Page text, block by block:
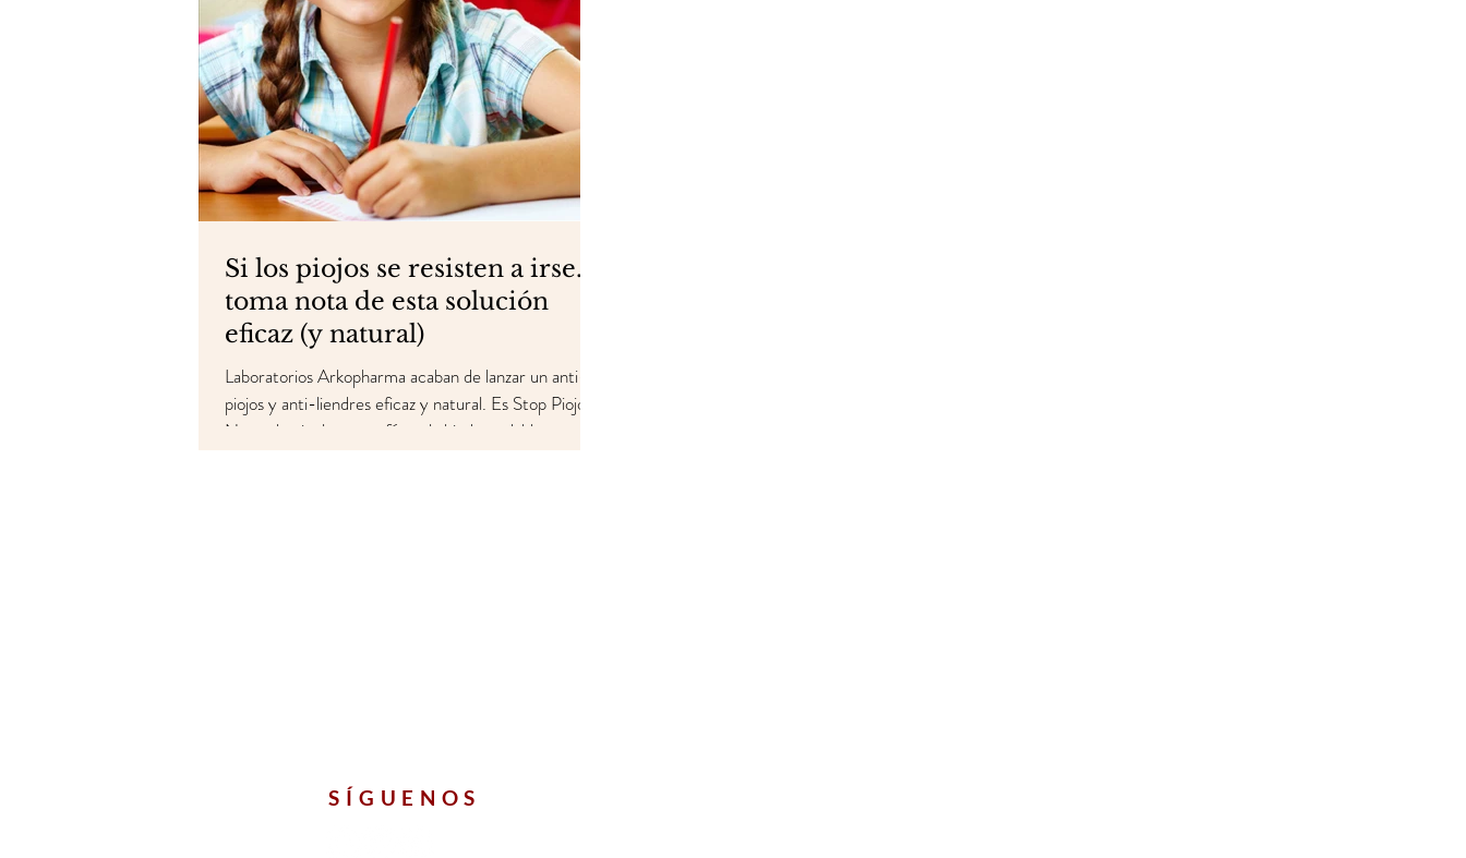
Si los piojos se resisten a irse...
toma nota de esta solución
eficaz (y natural)
Laboratorios Arkopharma acaban de lanzar un anti-
piojos y anti-liendres eficaz y natural. Es Stop Piojos
Natural, e incluye una fórmula biodegradable,
SÍGUENOS